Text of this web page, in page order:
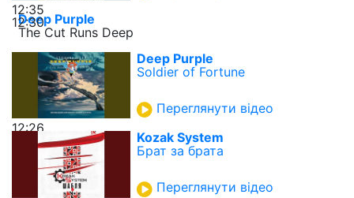
12:35
12:30
Deep Purple
The Cut Runs Deep
12:26
Deep Purple
Soldier of Fortune
Переглянути відео
Kozak System
Брат за брата
Переглянути відео